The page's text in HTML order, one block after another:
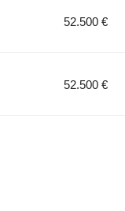
52.500 €
52.500 €